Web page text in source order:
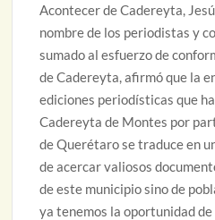
Acontecer de Cadereyta,
nombre de los periodistas y
sumado al esfuerzo de
de Cadereyta, afirmó que la
ediciones periodísticas que
Cadereyta de Montes por
de Querétaro se traduce en
de acercar valiosos
de este municipio sino de
ya tenemos la oportunidad